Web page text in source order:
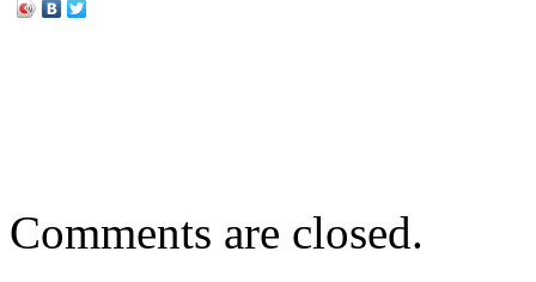
Comments are closed.